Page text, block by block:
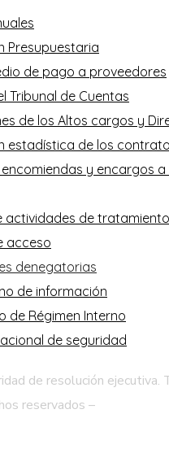
Presupuestaria
de pago a proveedores
Tribunal de Cuentas
de los Altos cargos y
estadística de los
encomiendas y encargos a
actividades de tratamiento
acceso
denegatorias
de información
de Régimen Interno
de seguridad
de resolución ejecutiva.
reservados –